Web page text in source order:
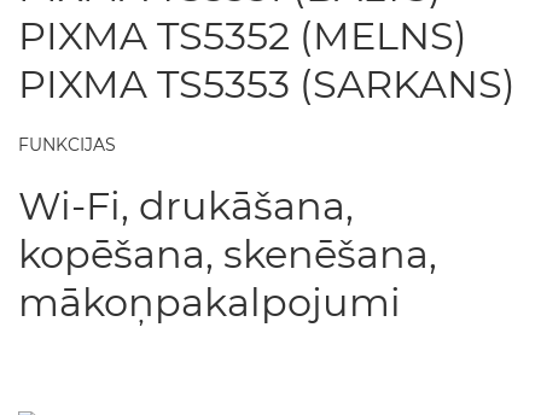
PIXMA TS5352 (MELNS)
PIXMA TS5353 (SARKANS)
FUNKCIJAS
Wi-Fi, drukāšana,
kopēšana, skenēšana,
mākoņpakalpojumi